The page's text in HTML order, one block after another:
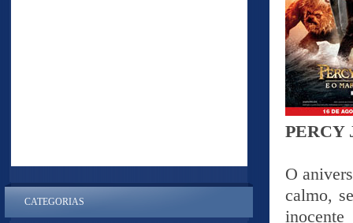
PERCY
O
calmo,
CATEGORIAS